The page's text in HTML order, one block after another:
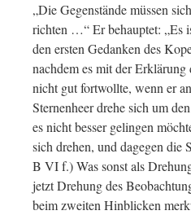
„Die Gegenstände müssen
richten …“ Er behauptet: „Es
den ersten Gedanken des
nachdem es mit der
nicht gut fortwollte, wenn er
Sternenheer drehe sich um
es nicht besser gelingen
sich drehen, und dagegen die
B VI f.) Was sonst als
jetzt Drehung des
beim zweiten Hinblicken